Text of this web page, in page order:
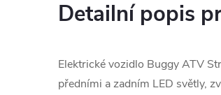
Detailní popis
Elektrické vozidlo Buggy ATV
předními a zadním LED světly,